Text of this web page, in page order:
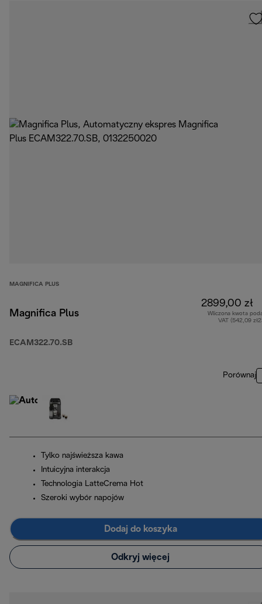
MAGNIFICA PLUS
Magnifica Plus
ECAM322.70.SB
2899,00 zł
Wliczona kwota
VAT (542,09
Porównaj
Tylko najświeższa kawa
Intuicyjna interakcja
Technologia LatteCrema Hot
Szeroki wybór napojów
Dodaj do koszyka
Odkryj więcej